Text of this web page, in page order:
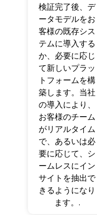
検証完了後、デ
ータモデルをお
客様の既存シス
テムに導入する
か、必要に応じ
て新しいプラッ
トフォームを構
築します。当社
の導入により、
お客様のチーム
がリアルタイム
で、あるいは必
要に応じて、シ
ームレスにイン
サイトを抽出で
きるようになり
ます。.